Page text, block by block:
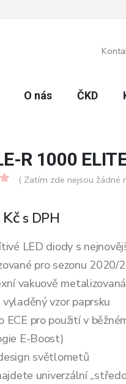
O nás ČKD
R 1000
( Zatím zde nejsou žádné
Kčs DPH
LED diody s
pro sezonu 2020/
vakuově
vzor paprsku
ECE pro použití v
E-Boost)
světlometů
univerzální